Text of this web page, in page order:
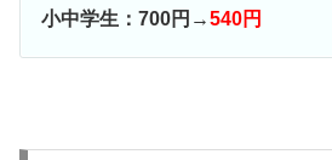
小中学生：700円→540円